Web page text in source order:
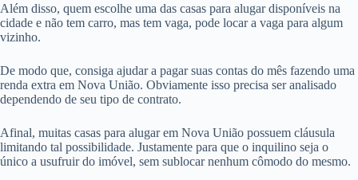
Além disso, quem escolhe uma das casas para alugar disponíveis na
cidade e não tem carro, mas tem vaga, pode locar a vaga para algum
vizinho.
De modo que, consiga ajudar a pagar suas contas do mês fazendo uma
renda extra em Nova União. Obviamente isso precisa ser analisado
dependendo de seu tipo de contrato.
Afinal, muitas casas para alugar em Nova União possuem cláusula
limitando tal possibilidade. Justamente para que o inquilino seja o
único a usufruir do imóvel, sem sublocar nenhum cômodo do mesmo.